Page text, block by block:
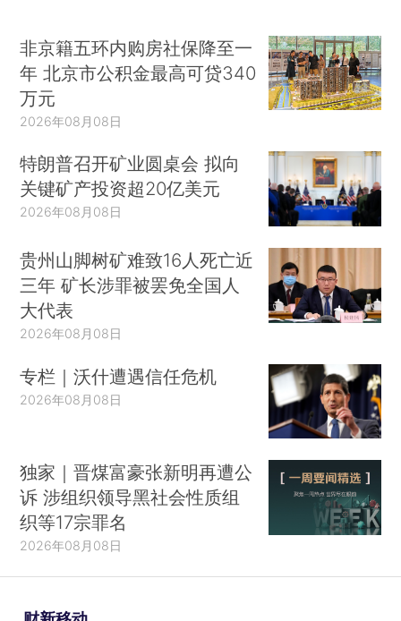
非京籍五环内购房社保降至一
年 北京市公积金最高可贷340
万元
2026年08月08日
特朗普召开矿业圆桌会 拟向
关键矿产投资超20亿美元
2026年08月08日
贵州山脚树矿难致16人死亡近
三年 矿长涉罪被罢免全国人
大代表
2026年08月08日
专栏｜沃什遭遇信任危机
2026年08月08日
独家｜晋煤富豪张新明再遭公
诉 涉组织领导黑社会性质组
织等17宗罪名
2026年08月08日